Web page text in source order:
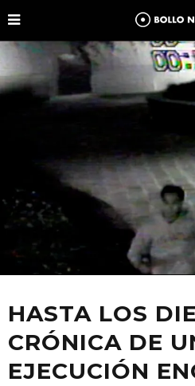
HASTA LOS
CRÓNICA DE
EJECUCIÓN